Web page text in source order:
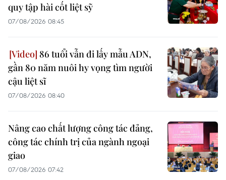
quy tập hài cốt liệt sỹ
07/08/2026 08:45
86 tuổi vẫn đi lấy mẫu ADN,
gần 80 năm nuôi hy vọng tìm người
cậu liệt sĩ
07/08/2026 08:40
Nâng cao chất lượng công tác đảng,
công tác chính trị của ngành ngoại
giao
07/08/2026 07:42